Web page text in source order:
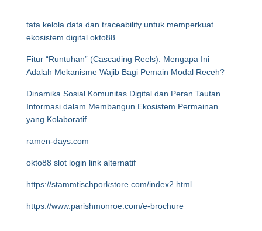
tata kelola data dan traceability untuk memperkuat
ekosistem digital okto88
Fitur “Runtuhan” (Cascading Reels): Mengapa Ini
Adalah Mekanisme Wajib Bagi Pemain Modal Receh?
Dinamika Sosial Komunitas Digital dan Peran Tautan
Informasi dalam Membangun Ekosistem Permainan
yang Kolaboratif
ramen-days.com
okto88 slot login link alternatif
https://stammtischporkstore.com/index2.html
https://www.parishmonroe.com/e-brochure